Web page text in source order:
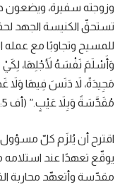
وزوجته سفيرة،
تستحقّ الكنيسة الجهد
للمسيح وتجاوبًا مع
وَأَسْلَمَ نَفْسَهُ لأَجْلِهَا،
مَجِيدَةً، لاَ دَنَسَ فِيهَا
مُقَدَّسَةً وَبِلاَ عَيْبٍ.” (أف 5: 25-27).
اقترح أن يُلزَم كلّ
يوقّع تعهدًا عند
مقدّسة وأتعهّد محاربة